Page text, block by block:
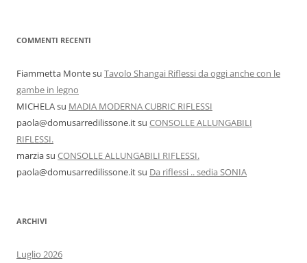
COMMENTI RECENTI
Fiammetta Montesu Tavolo Shangai Riflessi da oggi anche con le
gambe in legno
MICHELAsu MADIA MODERNA CUBRIC RIFLESSI
paola@domusarredilissone.itsu CONSOLLE ALLUNGABILI
RIFLESSI.
marziasu CONSOLLE ALLUNGABILI RIFLESSI.
paola@domusarredilissone.itsu Da riflessi .. sedia SONIA
ARCHIVI
Luglio 2026